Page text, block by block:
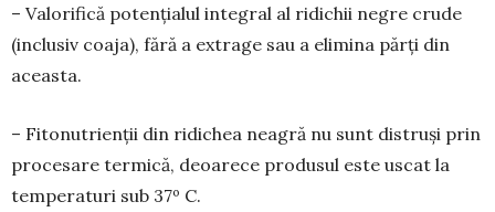
– Valorifică potenția­lul integral al ridichii ne­gre crude
(inclusiv coaja), fără a extrage sau a eli­mina părți din
aceasta.
– Fitonutrienții din ri­dichea neagră nu sunt dis­truși prin
procesare termică, deoarece produsul este uscat la
temperaturi sub 37º C.